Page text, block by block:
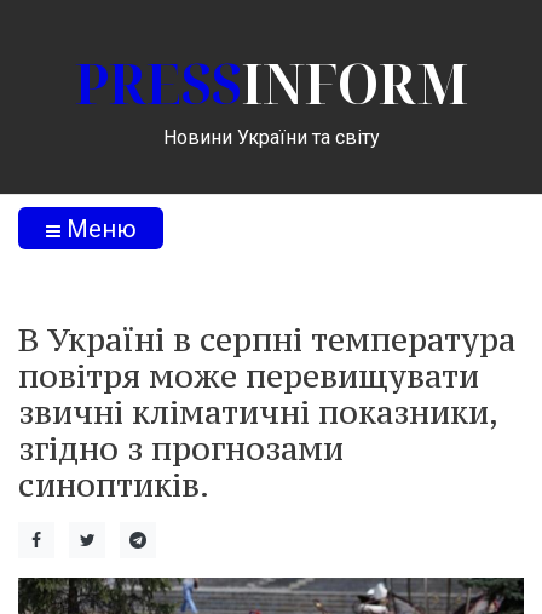
PRESSINFORM
Новини України та світу
Меню
В Україні в серпні температура
повітря може перевищувати
звичні кліматичні показники,
згідно з прогнозами
синоптиків.